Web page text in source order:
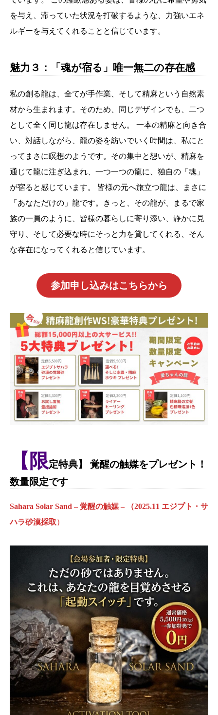
を与え、滞っていた状況を打破するような、力強いエネ
ルギーを与えてくれることと信じています。
魅力３：「魂が宿る」唯一無二の存在感
私の創る龍は、全てが手作業、そして精麻という自然素
材から生まれます。そのため、同じデザインでも、二つ
として全く同じ龍は存在しません。 一本の精麻と向き合
い、対話しながら、龍の姿を紡いでいく時間は、私にと
ってまさに瞑想のようです。その集中と想いが、精麻を
通じて龍に注ぎ込まれ、一つ一つの龍に、独自の「魂」
が宿ると感じています。 皆様の元へ旅立つ龍は、まさに
「あなただけの」龍です。きっと、その龍が、まるで家
族の一員のように、皆様の暮らしに寄り添い、静かに見
守り、そして必要な時にそっと力を貸してくれる、そん
な存在になってくれると信じています。
参加申し込みはこちらから
【限定特典】 覚醒の触媒をプレゼント！
数量限定です
Sahara Solar Sand – 覚醒の触媒 – （2025.11 エジプト・サ
ハラ砂漠採取）